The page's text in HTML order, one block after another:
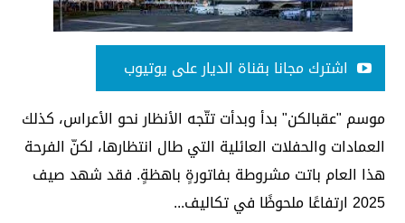
اشترك مجانا بقناة الديار على يوتيوب
موسم "عقبالكن" بدأ وبدأت تتّجه الأنظار نحو الأعراس، كذلك
العمادات والحفلات العائلية التي طال انتظارها، لكنّ الفرحة
هذا العام باتت مشروطة بفاتورةٍ باهظةٍ. فقد شهد صيف
2025 ارتفاعًا ملحوظًا في تكاليف...